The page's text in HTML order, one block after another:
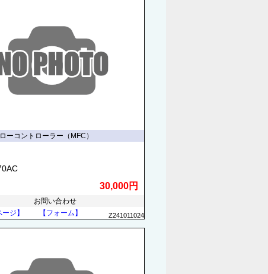
ーコントローラー（MFC）
30,000円
お問い合わせ
ージ】
【フォーム】 Z241011024